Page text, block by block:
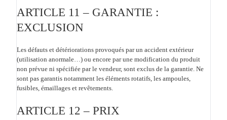
ARTICLE 11 – GARANTIE :
EXCLUSION
Les défauts et détériorations provoqués par un accident extérieur
(utilisation anormale…) ou encore par une modification du produit
non prévue ni spécifiée par le vendeur, sont exclus de la garantie. Ne
sont pas garantis notamment les éléments rotatifs, les ampoules,
fusibles, émaillages et revêtements.
ARTICLE 12 – PRIX